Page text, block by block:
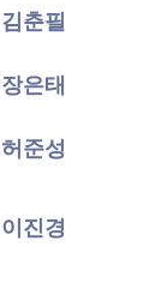
김춘필
장은태
허준성
이진경